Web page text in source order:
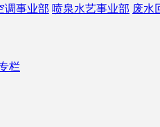
调事业部 喷泉水艺事业部 废水
栏